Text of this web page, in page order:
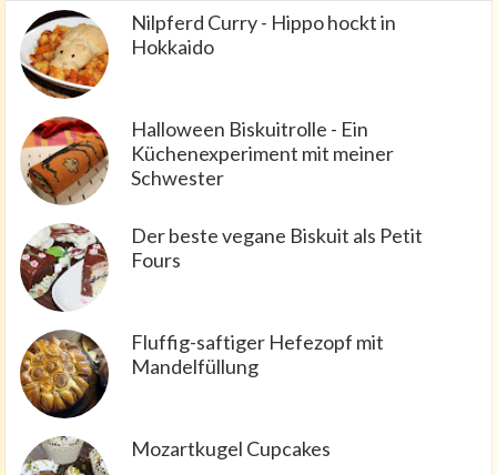
Nilpferd Curry - Hippo hockt in
Hokkaido
Halloween Biskuitrolle - Ein
Küchenexperiment mit meiner
Schwester
Der beste vegane Biskuit als Petit
Fours
Fluffig-saftiger Hefezopf mit
Mandelfüllung
Mozartkugel Cupcakes